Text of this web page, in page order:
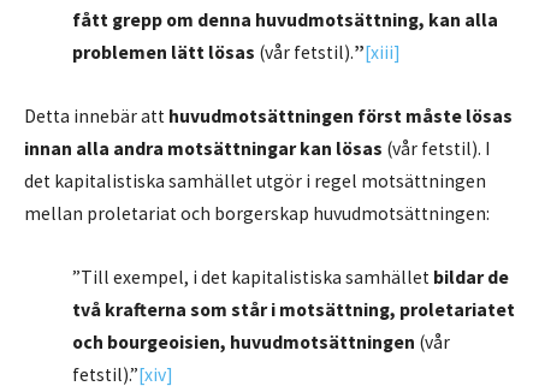
fått grepp om denna huvudmotsättning, kan alla
problemen lätt lösas (vår fetstil).”[xiii]
Detta innebär att huvudmotsättningen först måste lösas
innan alla andra motsättningar kan lösas (vår fetstil). I
det kapitalistiska samhället utgör i regel motsättningen
mellan proletariat och borgerskap huvudmotsättningen:
”Till exempel, i det kapitalistiska samhället bildar de
två krafterna som står i motsättning, proletariatet
och bourgeoisien, huvudmotsättningen (vår
fetstil).”[xiv]